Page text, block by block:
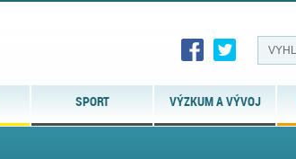
SPORT VÝZKUM A VÝVOJ